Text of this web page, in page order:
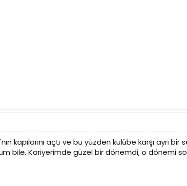
kapılarını açtı ve bu yüzden kulübe karşı ayrı
bile. Kariyerimde güzel bir dönemdi, o dönemi